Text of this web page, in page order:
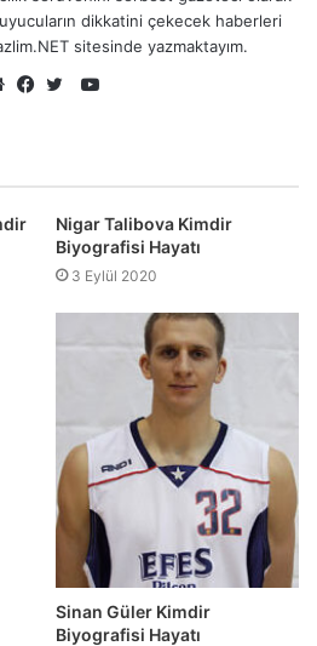
dikkatini çekecek haberleri
sitesinde yazmaktayım.
YouTube
Nigar Talibova Kimdir
Biyografisi Hayatı
3 Eylül 2020
Sinan Güler Kimdir
Biyografisi Hayatı